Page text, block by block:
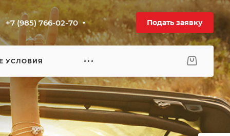
+7 (985) 766-02-70 Подать заявку
УСЛОВИЯ